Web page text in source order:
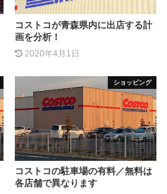
コストコが青森県内に出店する計
画を分析！
2020年4月1日
ショッピング
コストコの駐車場の有料／無料は
各店舗で異なります